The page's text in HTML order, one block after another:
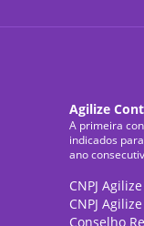
Agilize
A primeira
indicados
ano
CNPJ
CNPJ
Conselho